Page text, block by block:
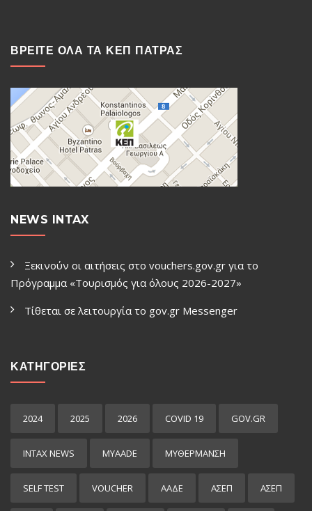
ΒΡΕΙΤΕ ΟΛΑ ΤΑ ΚΕΠ ΠΑΤΡΑΣ
NEWS INTAX
Ξεκινούν οι αιτήσεις στο vouchers.gov.gr για το
Πρόγραμμα «Τουρισμός για όλους 2026-2027»
Τίθεται σε λειτουργία το gov.gr Μessenger
ΚΑΤΗΓΟΡΙΕΣ
2024 2025 2026 COVID 19 GOV.GR
INTAX NEWS MYAADE MYΘΈΡΜΑΝΣΗ
SELF TEST VOUCHER ΑΑΔΕ ΑΣΕΠ ΑΣΕΠ